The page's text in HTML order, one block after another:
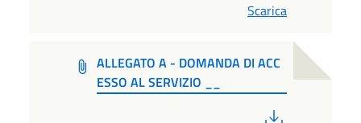
Scarica
ALLEGATO A - DOMANDA DI ACC
ESSO AL SERVIZIO __